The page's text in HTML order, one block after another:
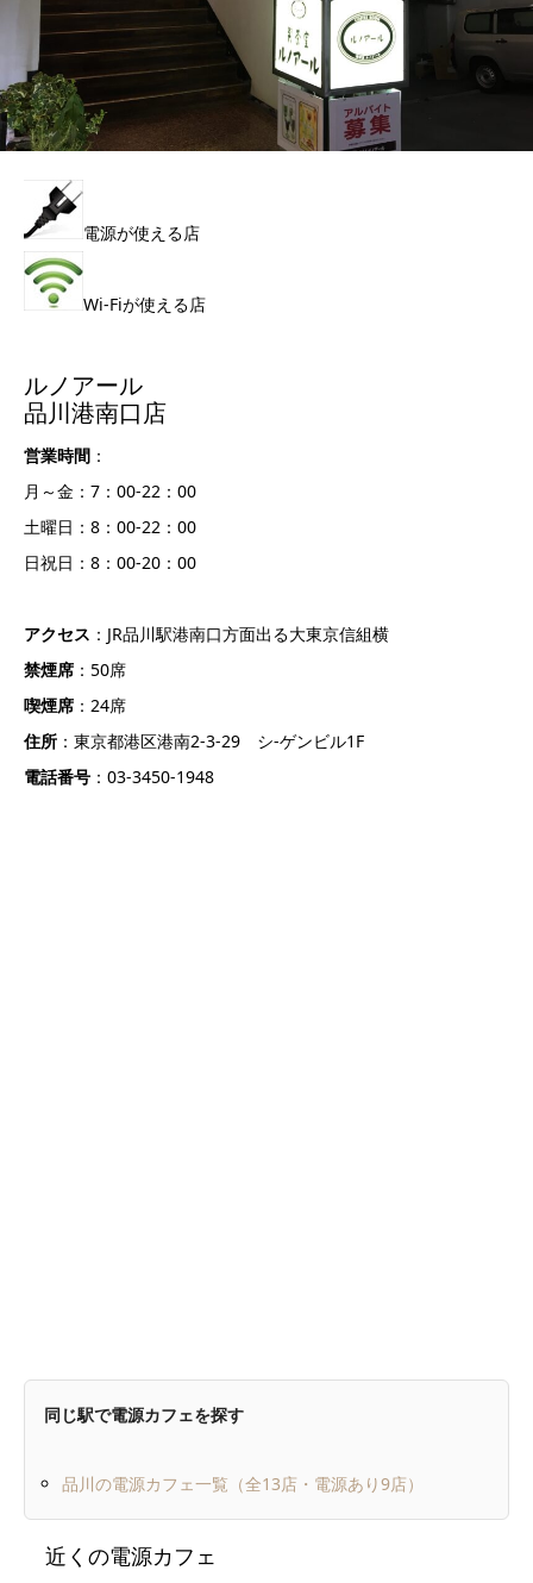
電源が使える店
Wi-Fiが使える店
ルノアール
品川港南口店
営業時間 ：
月～金：7：00-22：00
土曜日：8：00-22：00
日祝日：8：00-20：00
アクセス ：JR品川駅港南口方面出る大東京信組横
禁煙席 ：50席
喫煙席 ：24席
住所 ：東京都港区港南2-3-29 シ-ゲンビル1F
電話番号 ：03-3450-1948
同じ駅で電源カフェを探す
品川の電源カフェ一覧（全13店・電源あり9店）
近くの電源カフェ